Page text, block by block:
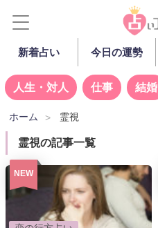
新着占い 今日の運勢
人生・対人 仕事 結婚
ホーム 霊視
霊視の記事一覧
NEW